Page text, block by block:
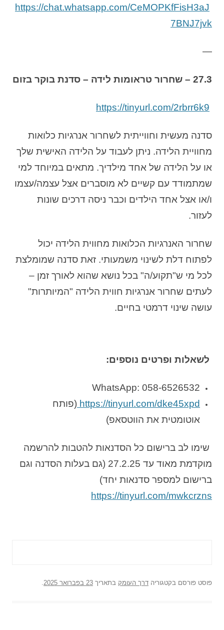
https://chat.whatsapp.com/CeMOPKfFisH3aJ
7BNJ7jvk
—
27.3 – שחרור טראומות לידה – סדנת בוקר בזום
https://tinyurl.com/2rbrr6k9
סדנה מעשית וחווייתית לשחרור אנרגיות כלואות
מחוויית הלידה. ניתן לעבוד על הלידה האישית שלך
או על הלידה של אחד מילדיך. מתאים במיוחד למי
שמתמודד עם קשיים לא מוסברים אצל עצמה/עצמו
ו/או אצל אחד הילדים וכבר ניסה דרכים שונות
לעזור.
שחרור האנרגיות הכלואות מחווית הלידה יכול
לפתוח דלת לשינוי משמעותי. זאת סדנה שמומלצת
לכל מי ש"תקוע/ה" בכל נושא שהוא לאורך זמן –
לעתים שחרור אנרגיות חווית הלידה "המיותרות"
עושה שינוי דרמטי בחיים.
לשאלות ופרטים נוספים:
WhatsApp: 058-6526532
https://tinyurl.com/dke45xpd (פותח
אוטומטית את הווטסאפ)
שימו לב ברישום כל הסדנאות להטבות להרשמה
מוקדמת מאוד עד 27.2.25 (גם בעלות הסדנה וגם
ברישום למספר סדנאות יחד)
https://tinyurl.com/mwkcrzns
פוסט פורסם בקטגוריה דרך העומק בתאריך 23 בפברואר 2025